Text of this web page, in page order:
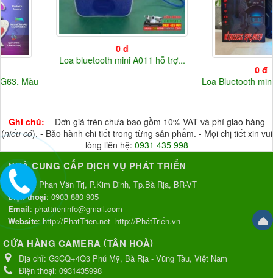
5V
12V(37)
220V
Điện áp khác (20)
Loa bluetooth mini A011 hỗ trợ...
Loa Bluetooth mini 1057 nhỏ...
Ghi chú: - Đơn giá trên chưa bao gồm 10% VAT và phí giao hàng
(niếu có). - Bảo hành chi tiết trong từng sản phẩm. - Mọi chị tiết xin vui
lòng liên hệ: 0931 435 998
NHÀ CUNG CẤP DỊCH VỤ PHÁT TRIỂN
Địa chỉ
: Phan Văn Trị, P.Kim Dinh, Tp.Bà Rịa, BR-VT
Điện thoại: 0903 880 905
Email: phattrieninfo@gmail.com
Website:http://PhatTrien.net http://PhátTriển.vn
CỬA HÀNG CAMERA (TÂN HOÀ)
Địa chỉ: G3CQ+4Q3 Phú Mỹ, Bà Rịa - Vũng Tàu, Việt Nam
Điện thoại: 0931435998